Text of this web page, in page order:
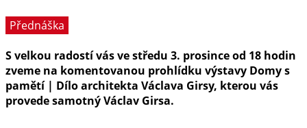
Přednáška
S velkou radostí vás ve středu 3. prosince od 18 hodin
zveme na komentovanou prohlídku výstavy Domy s
pamětí | Dílo architekta Václava Girsy, kterou vás
provede samotný Václav Girsa.